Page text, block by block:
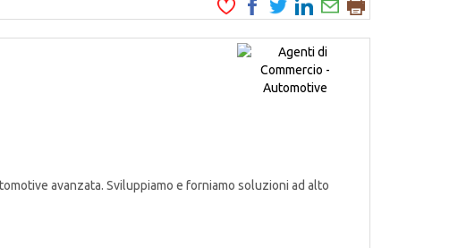
avanzata. Sviluppiamo e forniamo soluzioni ad alto